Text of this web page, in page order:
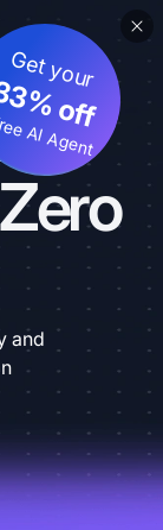
Get your
off
AI Agent
and